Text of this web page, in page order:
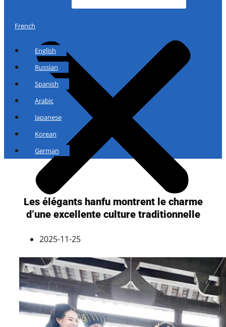
French
English
Russian
Spanish
Arabic
Japanese
Korean
German
Les élégants hanfu montrent le charme
d’une excellente culture traditionnelle
2025-11-25